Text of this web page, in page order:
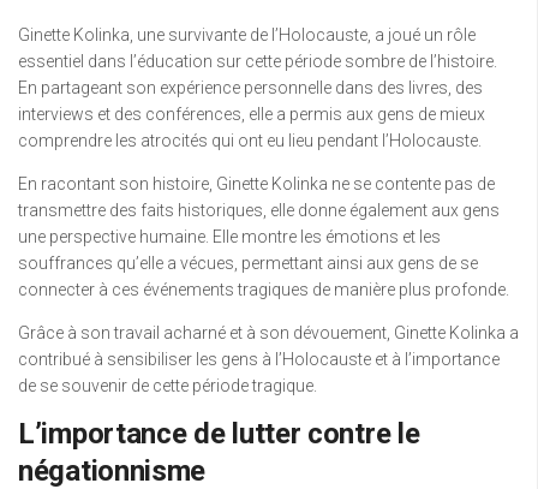
Ginette Kolinka, une survivante de l’Holocauste, a joué un rôle
essentiel dans l’éducation sur cette période sombre de l’histoire.
En partageant son expérience personnelle dans des livres, des
interviews et des conférences, elle a permis aux gens de mieux
comprendre les atrocités qui ont eu lieu pendant l’Holocauste.
En racontant son histoire, Ginette Kolinka ne se contente pas de
transmettre des faits historiques, elle donne également aux gens
une perspective humaine. Elle montre les émotions et les
souffrances qu’elle a vécues, permettant ainsi aux gens de se
connecter à ces événements tragiques de manière plus profonde.
Grâce à son travail acharné et à son dévouement, Ginette Kolinka a
contribué à sensibiliser les gens à l’Holocauste et à l’importance
de se souvenir de cette période tragique.
L’importance de lutter contre le
négationnisme